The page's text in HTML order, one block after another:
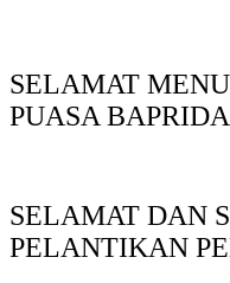
SELAMAT
PUASA BAPRIDA
SELAMAT DAN
PELANTIKAN